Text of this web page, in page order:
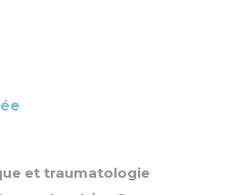
et traumatologie